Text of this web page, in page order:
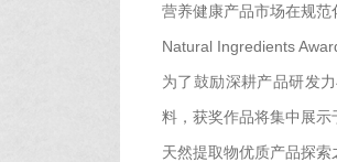
营养健康产品市场在规范
Natural Ingredients
为了鼓励深耕产品研发
料，获奖作品将集中展示
天然提取物优质产品探索